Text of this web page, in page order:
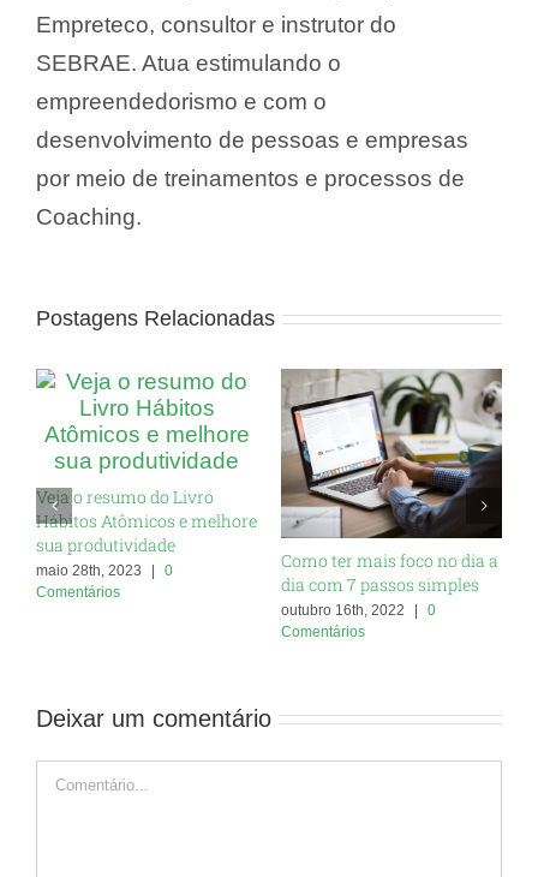
Empreteco, consultor e instrutor do
SEBRAE. Atua estimulando o
empreendedorismo e com o
desenvolvimento de pessoas e empresas
por meio de treinamentos e processos de
Coaching.
Postagens Relacionadas
Veja o resumo do Livro
Hábitos Atômicos e melhore
sua produtividade
maio 28th, 2023
0
Comentários
Como ter mais foco no dia a
dia com 7 passos simples
outubro 16th, 2022
0
Comentários
Deixar um comentário
Comentário